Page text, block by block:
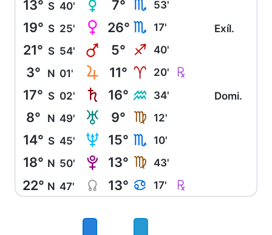
13° S 40' O 7° H 53'
19° S 25' P 26° H 17' Exíl.
21° S 54' Q 5° I 40'
3° N 01' R 11° A 20' Ç
17° S 02' S 16° K 34' Domi.
8° N 49' T 9° F 12'
14° S 45' U 15° H 10'
18° N 50' V 13° F 43'
22° N 47' Y 13° D 17' Ç